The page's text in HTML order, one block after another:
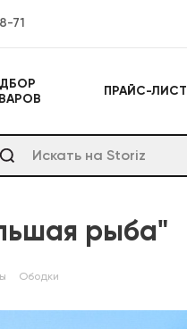
71
ПРАЙС-ЛИСТ
рыба"
Ободки